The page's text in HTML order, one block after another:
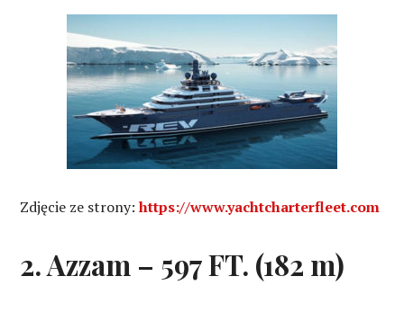
Zdjęcie ze strony:https://www.yachtcharterfleet.com
2. Azzam – 597 FT. (182 m)